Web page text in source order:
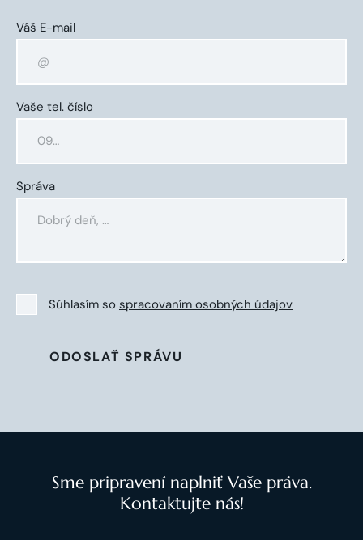
Váš E-mail
Vaše tel. číslo
Správa
Súhlasím so spracovaním osobných údajov
ODOSLAŤ SPRÁVU
Sme pripravení naplniť Vaše práva.
Kontaktujte nás!